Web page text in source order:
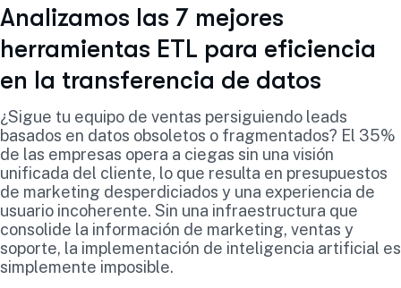
Analizamos las 7 mejores
herramientas ETL para eficiencia
en la transferencia de datos
¿Sigue tu equipo de ventas persiguiendo leads
basados en datos obsoletos o fragmentados? El 35%
de las empresas opera a ciegas sin una visión
unificada del cliente, lo que resulta en presupuestos
de marketing desperdiciados y una experiencia de
usuario incoherente. Sin una infraestructura que
consolide la información de marketing, ventas y
soporte, la implementación de inteligencia artificial es
simplemente imposible.